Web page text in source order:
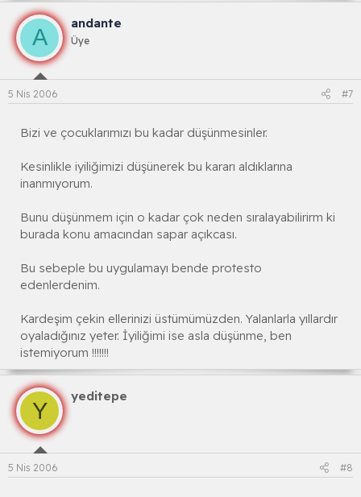
A
andante
Üye
5 Nis 2006 #7
Bizi ve çocuklarımızı bu kadar düşünmesinler.
Kesinlikle iyiliğimizi düşünerek bu kararı aldıklarına
inanmıyorum.
Bunu düşünmem için o kadar çok neden sıralayabilirirm ki
burada konu amacından sapar açıkcası.
Bu sebeple bu uygulamayı bende protesto
edenlerdenim.
Kardeşim çekin ellerinizi üstümümüzden. Yalanlarla yıllardır
oyaladığınız yeter. İyiliğimi ise asla düşünme, ben
istemiyorum !!!!!!!
Y
yeditepe
5 Nis 2006 #8